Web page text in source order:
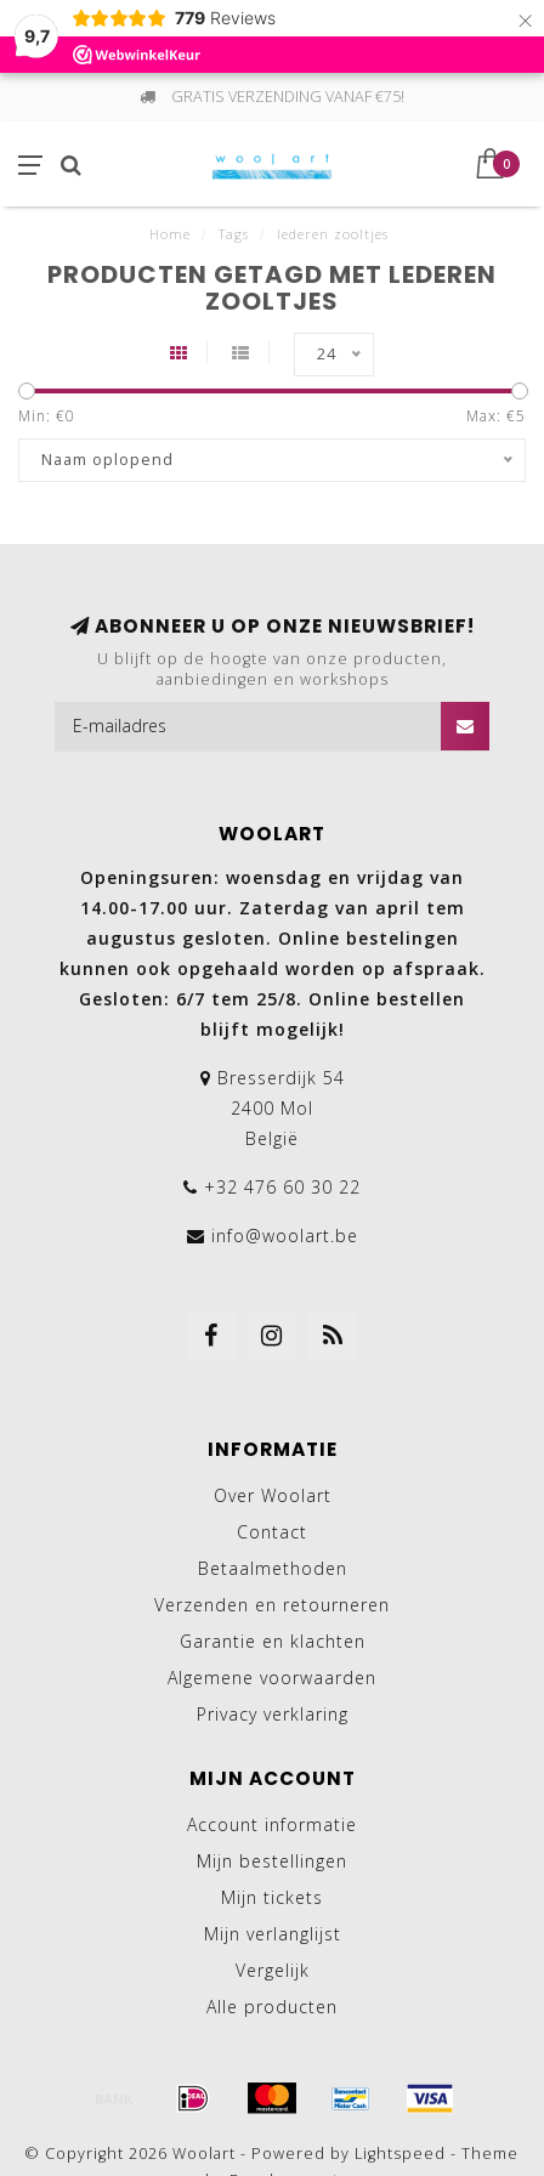
9,7
779 Reviews ×
GRATIS VERZENDING VANAF €75!
0
Home Tags lederen zooltjes
PRODUCTEN GETAGD MET LEDEREN
ZOOLTJES
24
Min: €0 Max: €5
Naam oplopend
ABONNEER U OP ONZE NIEUWSBRIEF!
U blijft op de hoogte van onze producten,
aanbiedingen en workshops
WOOLART
Openingsuren: woensdag en vrijdag van
14.00-17.00 uur. Zaterdag van april tem
augustus gesloten. Online bestelingen
kunnen ook opgehaald worden op afspraak.
Gesloten: 6/7 tem 25/8. Online bestellen
blijft mogelijk!
Bresserdijk 54
2400 Mol
België
+32 476 60 30 22
info@woolart.be
INFORMATIE
Over Woolart
Contact
Betaalmethoden
Verzenden en retourneren
Garantie en klachten
Algemene voorwaarden
Privacy verklaring
MIJN ACCOUNT
Account informatie
Mijn bestellingen
Mijn tickets
Mijn verlanglijst
Vergelijk
Alle producten
© Copyright 2026 Woolart - Powered by Lightspeed - Theme